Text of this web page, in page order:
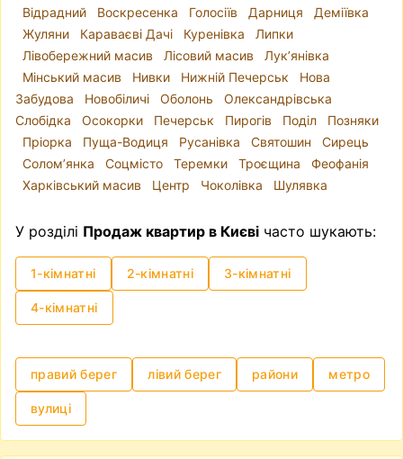
Відрадний Воскресенка Голосіїв Дарниця
Деміївка
Жуляни
Караваєві Дачі Куренівка
Липки
Лівобережний масив
Лісовий масив
Лук’янівка
Мінський масив
Нивки Нижній Печерськ
Нова
Забудова
Новобіличі Оболонь
Олександрівська
Слобідка
Осокорки Печерськ Пирогів Поділ
Позняки
Пріорка
Пуща-Водиця Русанівка Святошин
Сирець
Солом’янка
Соцмісто Теремки Троєщина
Феофанія
Харківський масив
Центр Чоколівка Шулявка
У розділі Продаж квартир в Києві часто шукають:
1-кімнатні 2-кімнатні 3-кімнатні
4-кімнатні
правий берег лівий берег райони метро
вулиці